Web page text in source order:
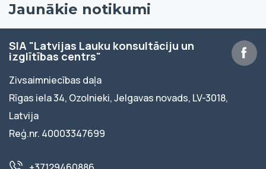
Jaunākie notikumi
SIA "Latvijas Lauku konsultāciju un
izglītības centrs"
Zivsaimniecības daļa
Rīgas iela 34, Ozolnieki, Jelgavas novads, LV-3018,
Latvija
Reģ.nr. 40003347699